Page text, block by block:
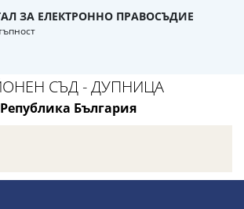
ЗА ЕЛЕКТРОННО ПРАВОСЪДИЕ
СЪД - ДУПНИЦА
Република България